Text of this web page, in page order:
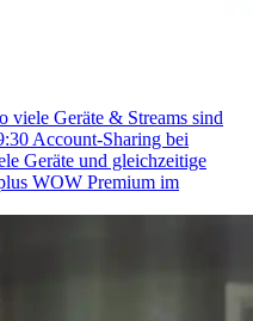
viele Geräte & Streams sind
Account-Sharing bei
Geräte und gleichzeitige
WOW Premium im